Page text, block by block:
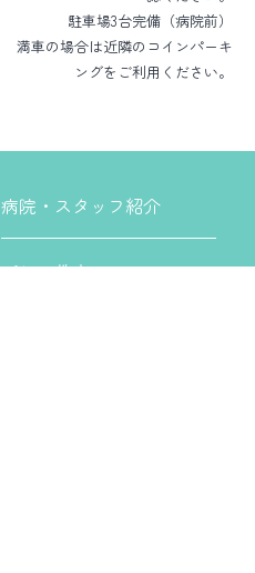
駐車場3台完備（病院前）
満車の場合は近隣のコインパーキ
ングをご利用ください。
病院・スタッフ紹介
パピー教室